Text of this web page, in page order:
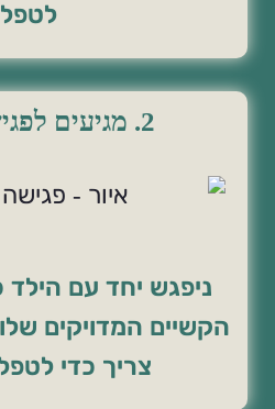
לטפל
2. מגיעים לפגישת מבדק
ניפגש יחד עם הילד
הקשיים המדויקים
צריך כדי